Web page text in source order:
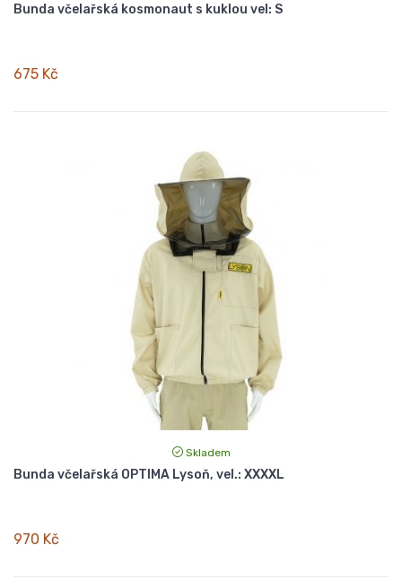
Bunda včelařská kosmonaut s kuklou vel: S
675 Kč
Skladem
Bunda včelařská OPTIMA Lysoň, vel.: XXXXL
970 Kč